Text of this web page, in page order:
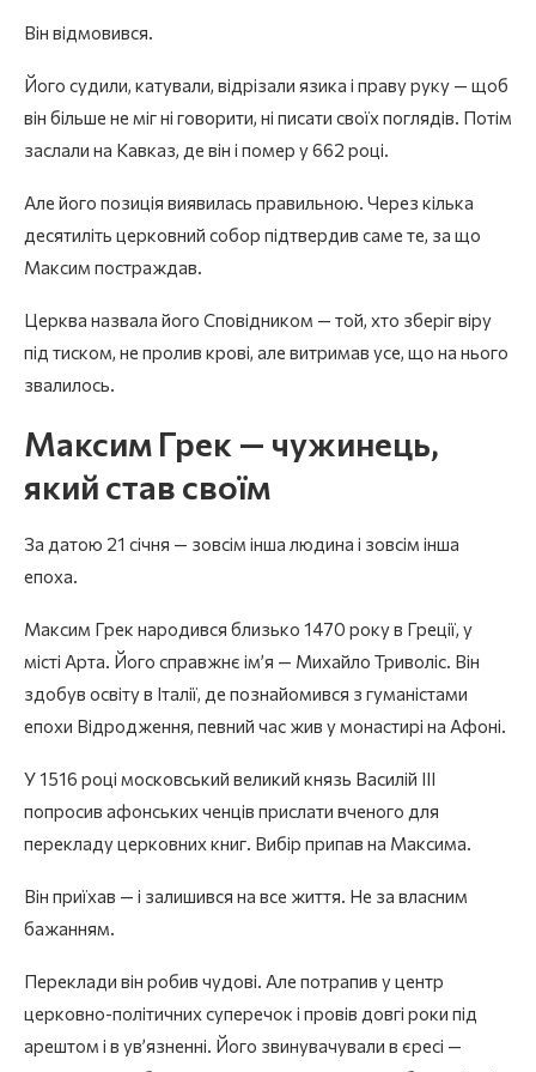
Він відмовився.
Його судили, катували, відрізали язика і праву руку — щоб
він більше не міг ні говорити, ні писати своїх поглядів. Потім
заслали на Кавказ, де він і помер у 662 році.
Але його позиція виявилась правильною. Через кілька
десятиліть церковний собор підтвердив саме те, за що
Максим постраждав.
Церква назвала його Сповідником — той, хто зберіг віру
під тиском, не пролив крові, але витримав усе, що на нього
звалилось.
Максим Грек — чужинець,
який став своїм
За датою 21 січня — зовсім інша людина і зовсім інша
епоха.
Максим Грек народився близько 1470 року в Греції, у
місті Арта. Його справжнє ім’я — Михайло Триволіс. Він
здобув освіту в Італії, де познайомився з гуманістами
епохи Відродження, певний час жив у монастирі на Афоні.
У 1516 році московський великий князь Василій III
попросив афонських ченців прислати вченого для
перекладу церковних книг. Вибір припав на Максима.
Він приїхав — і залишився на все життя. Не за власним
бажанням.
Переклади він робив чудові. Але потрапив у центр
церковно-політичних суперечок і провів довгі роки під
арештом і в ув’язненні. Його звинувачували в єресі —